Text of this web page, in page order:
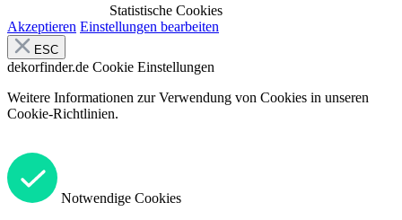
Statistische Cookies
Akzeptieren Einstellungen bearbeiten
ESC
dekorfinder.de Cookie Einstellungen
Weitere Informationen zur Verwendung von Cookies in unseren
Cookie-Richtlinien.
Notwendige Cookies